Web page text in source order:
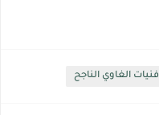
فنيات الغاوي الناجح